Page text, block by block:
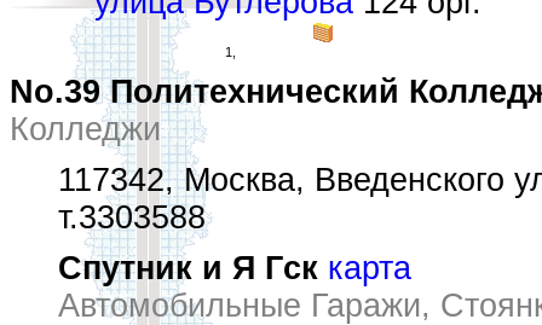
1,
No.39 Политехнический
Колледжи
117342, Москва, Введенского
т.3303588
Спутник и Я Гск карта
Автомобильные Гаражи,